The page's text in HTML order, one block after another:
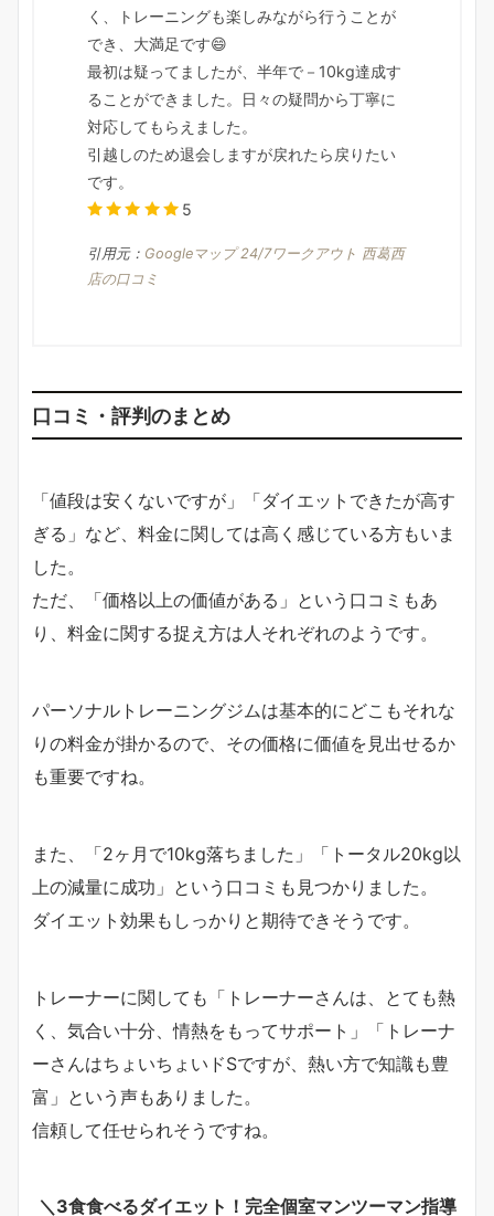
く、トレーニングも楽しみながら行うことが
でき、大満足です😄
最初は疑ってましたが、半年で－10kg達成す
ることができました。日々の疑問から丁寧に
対応してもらえました。
引越しのため退会しますが戻れたら戻りたい
です。
5
引用元： Googleマップ 24/7ワークアウト 西葛西
店の口コミ
口コミ・評判のまとめ
「値段は安くないですが」「ダイエットできたが高す
ぎる」など、料金に関しては高く感じている方もいま
した。
ただ、「価格以上の価値がある」という口コミもあ
り、料金に関する捉え方は人それぞれのようです。
パーソナルトレーニングジムは基本的にどこもそれな
りの料金が掛かるので、その価格に価値を見出せるか
も重要ですね。
また、「2ヶ月で10kg落ちました」「トータル20kg以
上の減量に成功」という口コミも見つかりました。
ダイエット効果もしっかりと期待できそうです。
トレーナーに関しても「トレーナーさんは、とても熱
く、気合い十分、情熱をもってサポート」「トレーナ
ーさんはちょいちょいドSですが、熱い方で知識も豊
富」という声もありました。
信頼して任せられそうですね。
＼3食食べるダイエット！完全個室マンツーマン指導